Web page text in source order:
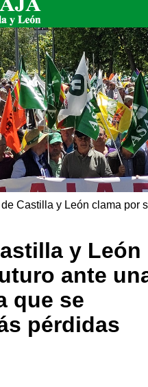
Castilla y León clama por
y León
ante
que se
pérdidas